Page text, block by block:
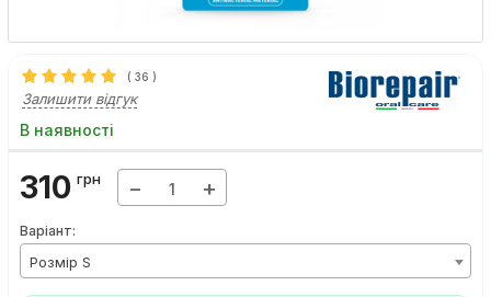
( 36 )
Залишити відгук
В наявності
310 грн − +
Варіант:
Розмір S